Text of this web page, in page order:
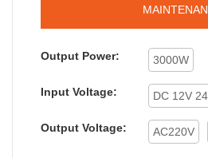
Output Power: 3000W
Input Voltage:
Output Voltage: AC220V